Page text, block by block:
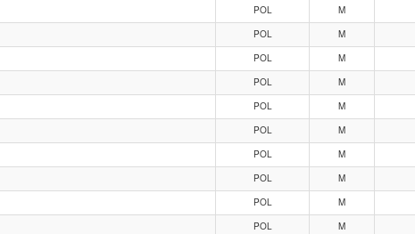
POL M
POL M
POL M
POL M
POL M
POL M
POL M
POL M
POL M
POL M